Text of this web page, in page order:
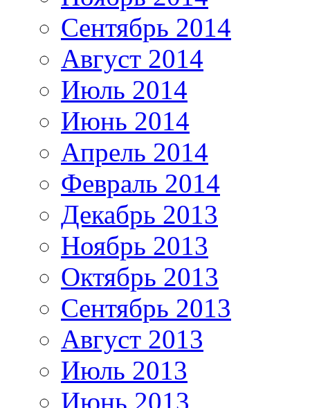
Сентябрь 2014
Август 2014
Июль 2014
Июнь 2014
Апрель 2014
Февраль 2014
Декабрь 2013
Ноябрь 2013
Октябрь 2013
Сентябрь 2013
Август 2013
Июль 2013
Июнь 2013